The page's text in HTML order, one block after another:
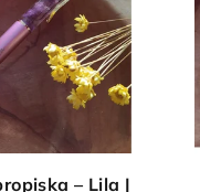
– Lila |